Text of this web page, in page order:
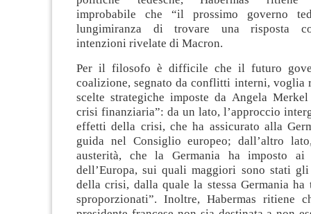
improbabile che “il prossimo governo
lungimiranza di trovare una risposta
intenzioni rivelate di Macron.
Per il filosofo è difficile che il futuro
coalizione, segnato da conflitti interni, voglia
scelte strategiche imposte da Angela
crisi finanziaria”: da un lato, l’approccio
effetti della crisi, che ha assicurato alla
guida nel Consiglio europeo; dall’altro
austerità, che la Germania ha imposto ai
dell’Europa, sui quali maggiori sono stati
della crisi, dalla quale la stessa Germania ha
sproporzionati”. Inoltre, Habermas ritiene